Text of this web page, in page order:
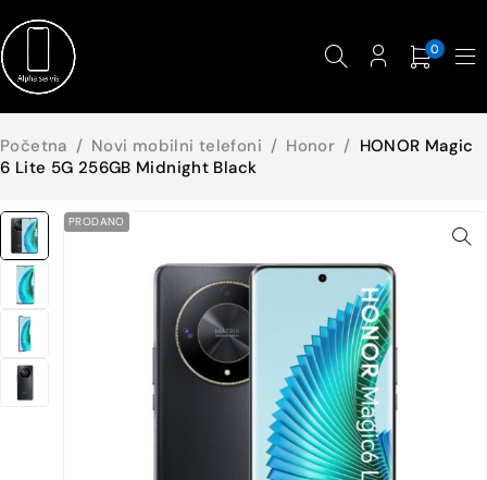
0
Početna / Novi mobilni telefoni / Honor / HONOR Magic
6 Lite 5G 256GB Midnight Black
PRODANO